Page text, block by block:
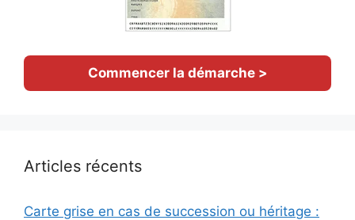
Commencer la démarche >
Articles récents
Carte grise en cas de succession ou héritage :